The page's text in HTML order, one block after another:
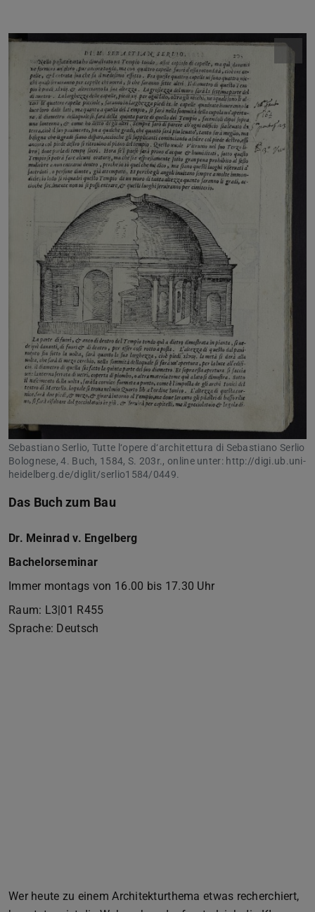
Sebastiano Serlio, Tutte l‘opere d‘architettura di Sebastiano Serlio
Bolognese, 4. Buch, 1584, S. 203r., online unter: http://digi.ub.uni-
heidelberg.de/diglit/serlio1584/0449.
Das Buch zum Bau
Dr. Meinrad v. Engelberg
Bachelorseminar
Immer montags von 16.00 bis 17.30 Uhr
Raum: L3|01 R455
Sprache: Deutsch
Wer heute zu einem Architekturthema etwas recherchiert,